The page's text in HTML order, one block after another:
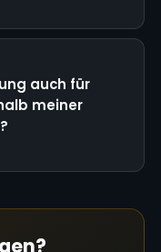
auch für
meiner